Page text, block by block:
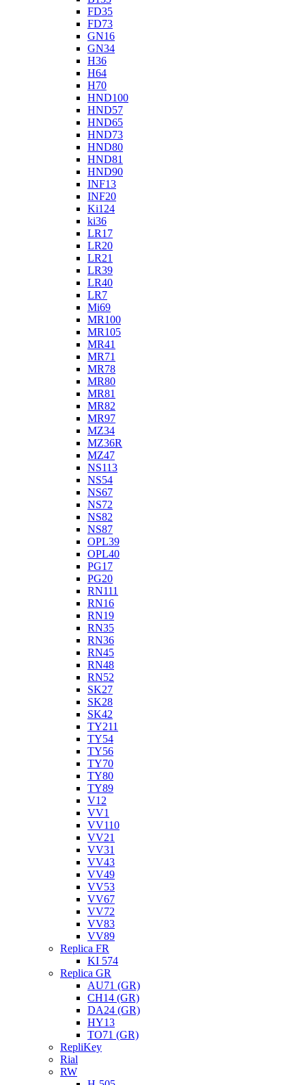
FD35
FD73
GN16
GN34
H36
H64
H70
HND100
HND57
HND65
HND73
HND80
HND81
HND90
INF13
INF20
Ki124
ki36
LR17
LR20
LR21
LR39
LR40
LR7
Mi69
MR100
MR105
MR41
MR71
MR78
MR80
MR81
MR82
MR97
MZ34
MZ36R
MZ47
NS113
NS54
NS67
NS72
NS82
NS87
OPL39
OPL40
PG17
PG20
RN111
RN16
RN19
RN35
RN36
RN45
RN48
RN52
SK27
SK28
SK42
TY211
TY54
TY56
TY70
TY80
TY89
V12
VV1
VV110
VV21
VV31
VV43
VV49
VV53
VV67
VV72
VV83
VV89
Replica FR
KI 574
Replica GR
AU71 (GR)
CH14 (GR)
DA24 (GR)
HY13
TO71 (GR)
RepliKey
Rial
RW